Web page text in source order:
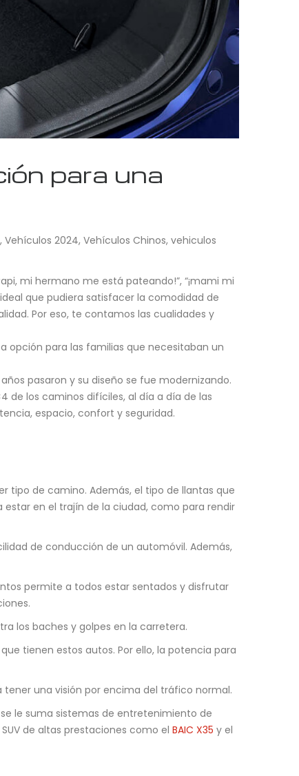
para una
, Vehículos 2024, Vehículos Chinos, vehiculos
mi hermano me está pateando!”, “¡mami mi
que pudiera satisfacer la comodidad de
Por eso, te contamos las cualidades y
opción para las familias que necesitaban un
pasaron y su diseño se fue modernizando.
de los caminos difíciles, al día a día de las
espacio, confort y seguridad.
tipo de camino. Además, el tipo de llantas que
estar en el trajín de la ciudad, como para rendir
de conducción de un automóvil. Además,
permite a todos estar sentados y disfrutar
los baches y golpes en la carretera.
tienen estos autos. Por ello, la potencia para
una visión por encima del tráfico normal.
le suma sistemas de entretenimiento de
de altas prestaciones como el BAIC X35 y el